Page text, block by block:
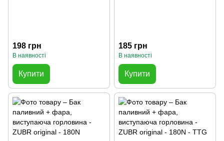
198 грн
В наявності
Купити
185 грн
В наявності
Купити